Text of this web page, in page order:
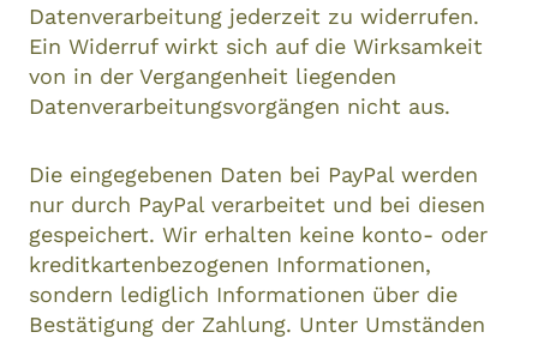
Datenverarbeitung jederzeit zu widerrufen.
Ein Widerruf wirkt sich auf die Wirksamkeit
von in der Vergangenheit liegenden
Datenverarbeitungsvorgängen nicht aus.
Die eingegebenen Daten bei PayPal werden
nur durch PayPal verarbeitet und bei diesen
gespeichert. Wir erhalten keine konto- oder
kreditkartenbezogenen Informationen,
sondern lediglich Informationen über die
Bestätigung der Zahlung. Unter Umständen